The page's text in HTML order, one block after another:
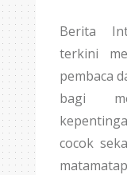
Berita
terkini
pembaca
bagi
cocok